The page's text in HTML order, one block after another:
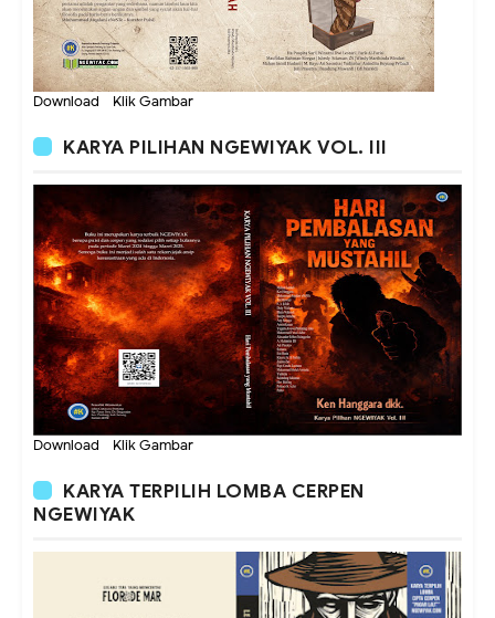
Download - Klik Gambar
KARYA PILIHAN NGEWIYAK VOL. III
Download - Klik Gambar
KARYA TERPILIH LOMBA CERPEN
NGEWIYAK